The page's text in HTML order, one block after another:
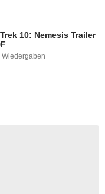
10: Nemesis Trailer
Wiedergaben